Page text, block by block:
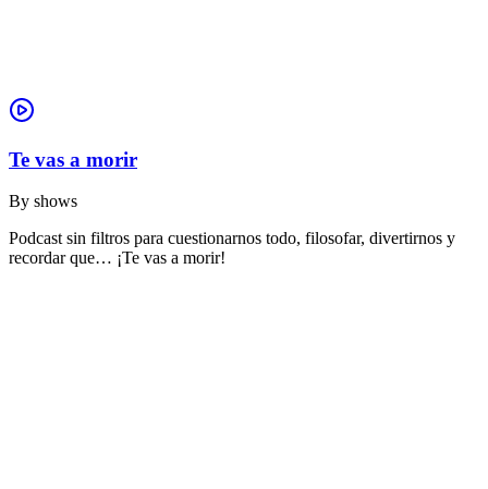
Te vas a morir
By shows
Podcast sin filtros para cuestionarnos todo, filosofar, divertirnos y
recordar que… ¡Te vas a morir!